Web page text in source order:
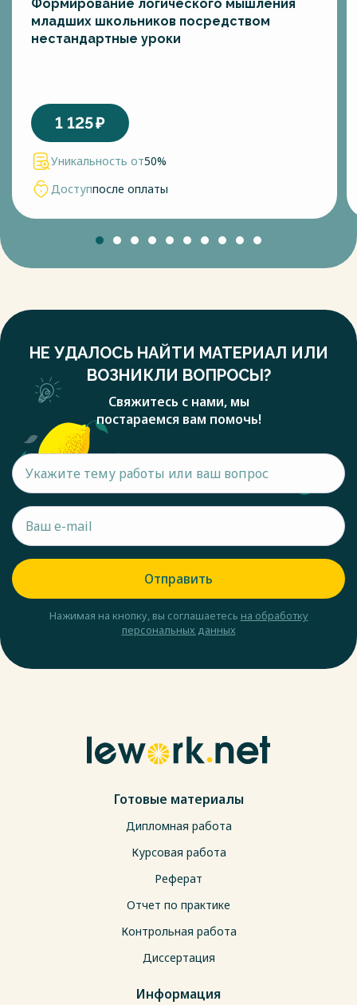
Формирование логического мышления
младших школьников посредством
нестандартные уроки
1 125₽
Уникальность от50%
Доступпосле оплаты
НЕ УДАЛОСЬ НАЙТИ МАТЕРИАЛ ИЛИ
ВОЗНИКЛИ ВОПРОСЫ?
Свяжитесь с нами, мы
постараемся вам помочь!
Отправить
Нажимая на кнопку, вы соглашаетесь на обработку
персональных данных
Готовые материалы
Дипломная работа
Курсовая работа
Реферат
Отчет по практике
Контрольная работа
Диссертация
Информация